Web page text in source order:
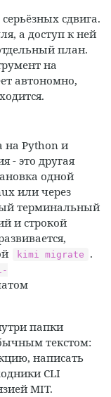
сдвига.
а доступ к ней
план.
на
автономно,
на Python и
- это другая
одной
или через
терминальный
и строкой
kimi migrate
.
папки
текстом:
написать
CLI
MIT.